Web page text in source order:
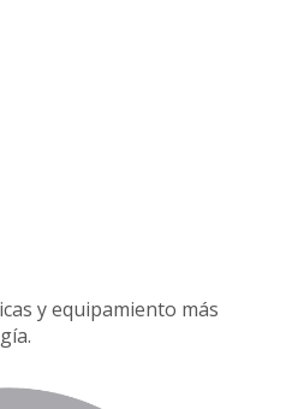
y equipamiento más